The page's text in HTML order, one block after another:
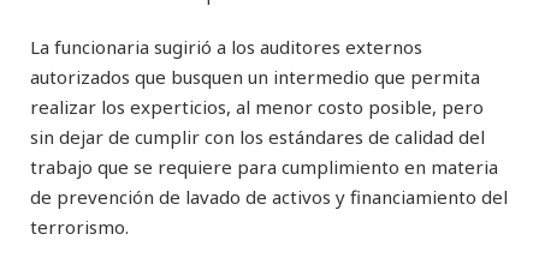
La funcionaria sugirió a los auditores externos
autorizados que busquen un intermedio que permita
realizar los experticios, al menor costo posible, pero
sin dejar de cumplir con los estándares de calidad del
trabajo que se requiere para cumplimiento en materia
de prevención de lavado de activos y financiamiento del
terrorismo.